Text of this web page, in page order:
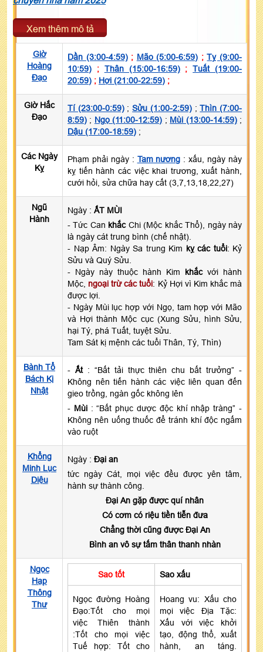
Xem thêm mô tả
Giờ
Hoàng
Đạo
Dần (3:00-4:59); Mão (5:00-6:59) ;Tỵ (9:00-
10:59) ; Thân (15:00-16:59);Tuất (19:00-
20:59) ; Hợi (21:00-22:59) ;
Giờ Hắc
Đạo
Tí (23:00-0:59);Sửu (1:00-2:59);Thìn (7:00-
8:59) ; Ngọ (11:00-12:59) ; Mùi (13:00-14:59);
Dậu (17:00-18:59) ;
Các Ngày
Kỵ
Phạm phải ngày : Tam nương : xấu, ngày này
kỵ tiến hành các việc khai trương, xuất hành,
cưới hỏi, sửa chữa hay cất (3,7,13,18,22,27)
Ngũ
Hành
Ngày : ẤT MÙI
- Tức Can khắcChi (Mộc khắc Thổ), ngày này
là ngày cát trung bình (chế nhật).
- Nạp Âm: Ngày Sa trung Kim kỵ các tuổi: Kỷ
Sửu và Quý Sửu.
- Ngày này thuộc hành Kim khắcvới hành
Mộc, ngoại trừ các tuổi: Kỷ Hợi vì Kim khắc mà
được lợi.
- Ngày Mùi lục hợp với Ngọ, tam hợp với Mão
và Hợi thành Mộc cục (Xung Sửu, hình Sửu,
hại Tý, phá Tuất, tuyệt Sửu.
Tam Sát kị mệnh các tuổi Thân, Tý, Thìn)
Bành Tổ
Bách Kị
Nhật
- Ất: “Bất tải thực thiên chu bất trưởng” -
Không nên tiến hành các việc liên quan đến
gieo trồng, ngàn gốc không lên
- Mùi: “Bất phục dược độc khí nhập tràng” -
Không nên uống thuốc để tránh khí độc ngấm
vào ruột
Khổng
Minh Lục
Diệu
Ngày : Đại an
tức ngày Cát, mọi việc đều được yên tâm,
hành sự thành công.
Đại An gặp được quí nhân
Có cơm có riệu tiền tiễn đưa
Chẳng thời cũng được Đại An
Bình an vô sự tấm thân thanh nhàn
Ngọc
Hạp
Thông
Thư
Sao tốt Sao xấu
Ngọc đường Hoàng
Đạo:Tốt cho mọi
việc Thiên thành
:Tốt cho mọi việc
Tuế hợp: Tốt cho
Hoang vu: Xấu cho
mọi việc Địa Tặc:
Xấu với việc khởi
tạo, động thổ, xuất
hành, an táng.